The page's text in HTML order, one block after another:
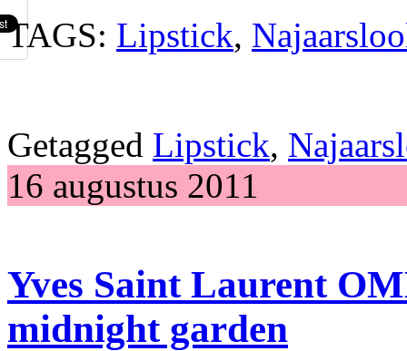
TAGS: Lipstick,
Getagged Lipstick,
16 augustus 2011
Yves Saint Laurent
midnight garden